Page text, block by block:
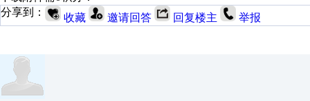
分享到：
收藏 邀请回答 回复楼主 举报